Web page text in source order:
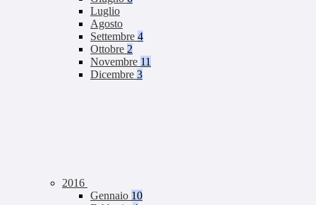
Luglio
Agosto
Settembre 4
Ottobre 2
Novembre 11
Dicembre 3
2016
Gennaio 10